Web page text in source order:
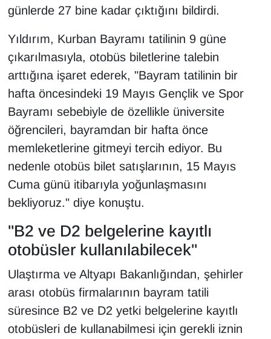
günlerde 27 bine kadar çıktığını bildirdi.
Yıldırım, Kurban Bayramı tatilinin 9 güne
çıkarılmasıyla, otobüs biletlerine talebin
arttığına işaret ederek, "Bayram tatilinin bir
hafta öncesindeki 19 Mayıs Gençlik ve Spor
Bayramı sebebiyle de özellikle üniversite
öğrencileri, bayramdan bir hafta önce
memleketlerine gitmeyi tercih ediyor. Bu
nedenle otobüs bilet satışlarının, 15 Mayıs
Cuma günü itibarıyla yoğunlaşmasını
bekliyoruz." diye konuştu.
"B2 ve D2 belgelerine kayıtlı
otobüsler kullanılabilecek"
Ulaştırma ve Altyapı Bakanlığından, şehirler
arası otobüs firmalarının bayram tatili
süresince B2 ve D2 yetki belgelerine kayıtlı
otobüsleri de kullanabilmesi için gerekli iznin
MAGAZİN
MEDYA
ONE EKONOMİ
POLİTİKA
Resmi İlanlar
RÖPORTAJ
SAĞLIK
Seri İlan
SİYASET
SPOR